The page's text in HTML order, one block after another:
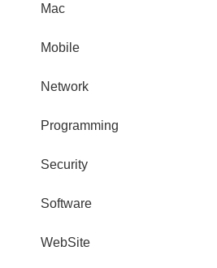
Mac
Mobile
Network
Programming
Security
Software
WebSite